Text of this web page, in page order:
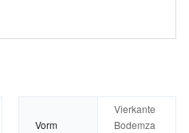
Vorm
Vierkante
Bodemza